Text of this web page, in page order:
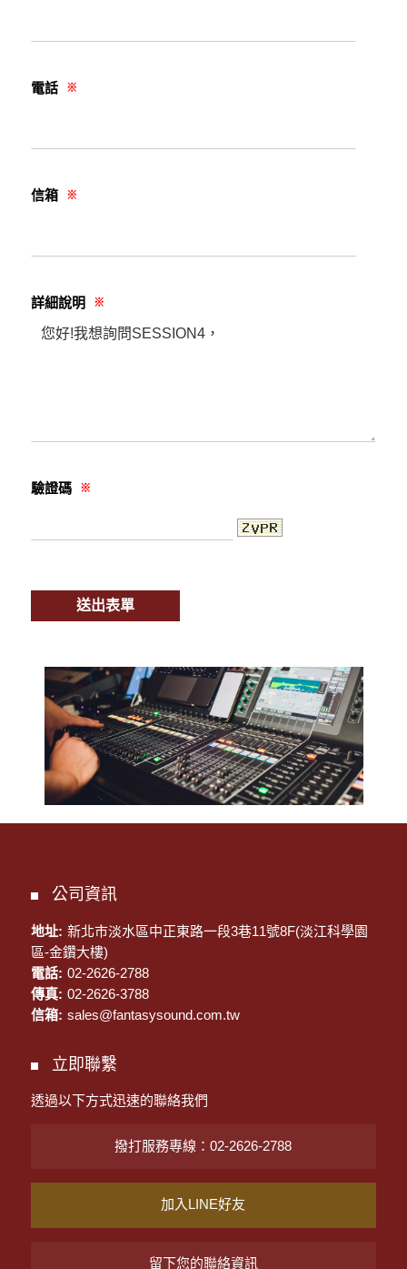
電話 ※
信箱 ※
詳細說明 ※
驗證碼 ※
送出表單
公司資訊
地址: 新北市淡水區中正東路一段3巷11號8F(淡江科學園
區-金鑽大樓)
電話: 02-2626-2788
傳真: 02-2626-3788
信箱: sales@fantasysound.com.tw
立即聯繫
透過以下方式迅速的聯絡我們
撥打服務專線：02-2626-2788
加入LINE好友
留下您的聯絡資訊